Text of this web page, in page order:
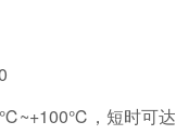
，短时可达